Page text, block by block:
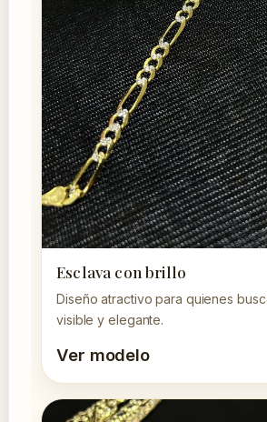
Esclava con brillo
Diseño atractivo para quienes
visible y elegante.
Ver modelo